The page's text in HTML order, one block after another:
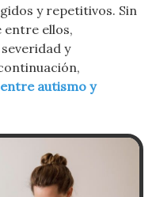
y repetitivos. Sin
entre ellos,
y
autismo y